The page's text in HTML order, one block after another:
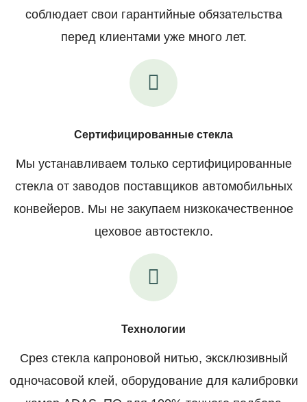
соблюдает свои гарантийные обязательства
перед клиентами уже много лет.
Сертифицированные стекла
Мы устанавливаем только сертифицированные
стекла от заводов поставщиков автомобильных
конвейеров. Мы не закупаем низкокачественное
цеховое автостекло.
Технологии
Срез стекла капроновой нитью, эксклюзивный
одночасовой клей, оборудование для калибровки